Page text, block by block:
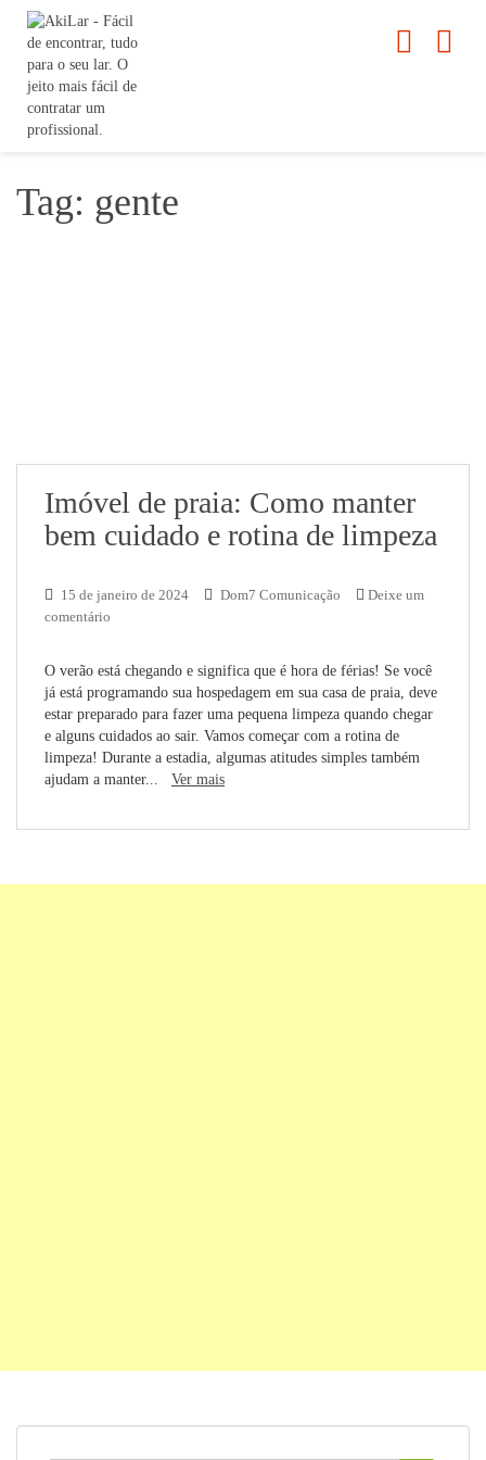
Tag: gente
Imóvel de praia: Como manter
bem cuidado e rotina de limpeza
15 de janeiro de 2024 Dom7 Comunicação
Deixe um
comentário
O verão está chegando e significa que é hora de férias! Se você
já está programando sua hospedagem em sua casa de praia, deve
estar preparado para fazer uma pequena limpeza quando chegar
e alguns cuidados ao sair. Vamos começar com a rotina de
limpeza! Durante a estadia, algumas atitudes simples também
ajudam a manter... Ver mais